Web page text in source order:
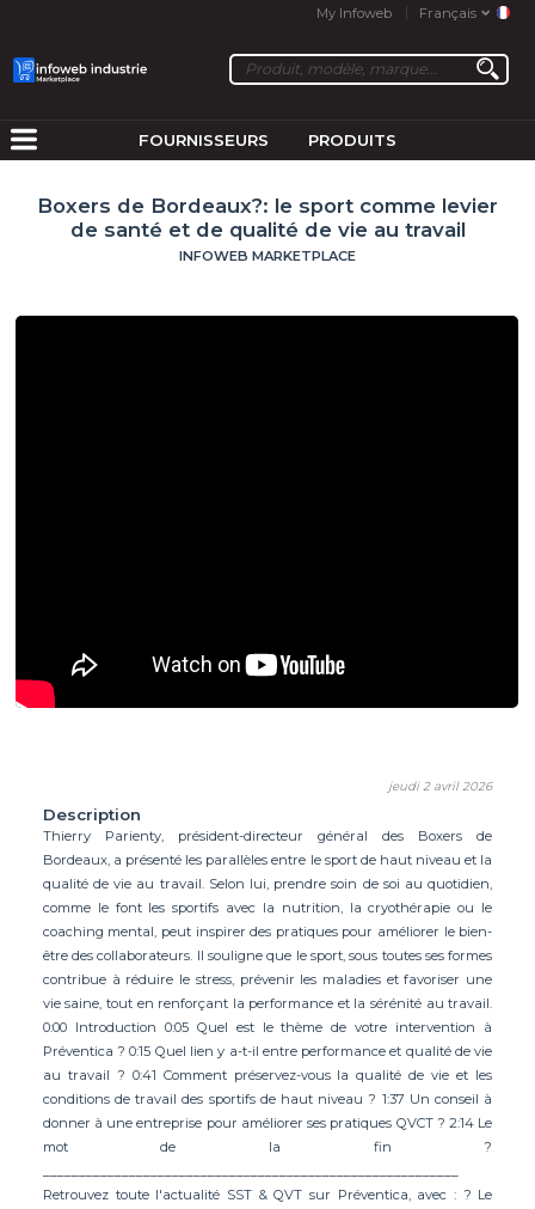
My Infoweb Français
FOURNISSEURS PRODUITS
Boxers de Bordeaux?: le sport comme levier
de santé et de qualité de vie au travail
INFOWEB MARKETPLACE
jeudi 2 avril 2026
Description
Thierry Parienty, président-directeur général des Boxers de
Bordeaux, a présenté les parallèles entre le sport de haut niveau et la
qualité de vie au travail. Selon lui, prendre soin de soi au quotidien,
comme le font les sportifs avec la nutrition, la cryothérapie ou le
coaching mental, peut inspirer des pratiques pour améliorer le bien-
être des collaborateurs. Il souligne que le sport, sous toutes ses formes
contribue à réduire le stress, prévenir les maladies et favoriser une
vie saine, tout en renforçant la performance et la sérénité au travail.
0:00 Introduction 0:05 Quel est le thème de votre intervention à
Préventica ? 0:15 Quel lien y a-t-il entre performance et qualité de vie
au travail ? 0:41 Comment préservez-vous la qualité de vie et les
conditions de travail des sportifs de haut niveau ? 1:37 Un conseil à
donner à une entreprise pour améliorer ses pratiques QVCT ? 2:14 Le
mot de la fin ?
Retrouvez toute l'actualité SST & QVT sur Préventica, avec : ? Le